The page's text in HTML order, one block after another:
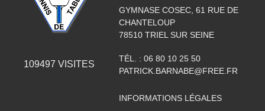
109497 VISITES
GYMNASE COSEC, 61 RUE DE
CHANTELOUP
78510 TRIEL SUR SEINE
TÉL. : 06 80 10 25 50
PATRICK.BARNABE@FREE.FR
INFORMATIONS LÉGALES